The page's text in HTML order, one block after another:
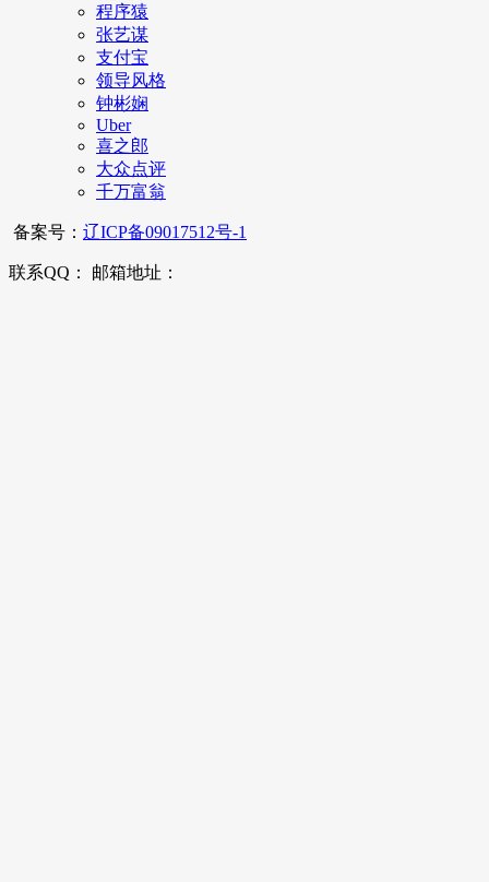
程序猿
张艺谋
支付宝
领导风格
钟彬娴
Uber
喜之郎
大众点评
千万富翁
备案号： 辽ICP备09017512号-1
联系QQ： 邮箱地址：